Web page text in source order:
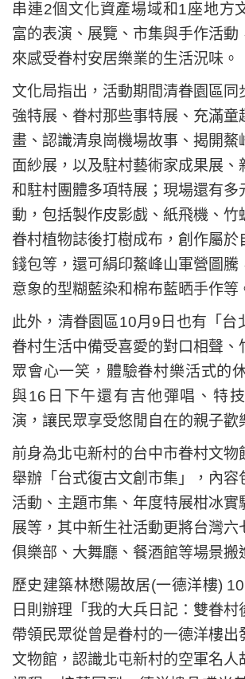
串連2個文化資產場域和1座地方
富的表演、展覽、市集與手作活動
來感受眷村安居樂業的生活況味。
文化局指出，活動期間清眷園區同
強特展、眷村那些事特展、充滿童
畫、認識清泉崗機場故事、揭開鰲
面紗展，以及駐村藝術家成果展、
和駐村團體多項特展；現場還有多
動，包括製作皮影戲、紙飛機、竹
眷村植物誌後打樹成布，創作屬於
錢包等，還可絹印鰲峰山軍營圖騰
意象的型糊藍染和棉布藍晒手作等
此外，清眷園區10月9日也有「台
眷村生活中備受喜愛的對口相聲、
眾會心一笑，體驗眷村樂活式的
與16日下午還有吉他彈唱、特
演，讓民眾享受悠閒自在的親子歡
前身為北屯新村的台中市眷村文物
舉辦「台式復古文創市集」，內容
活動、主題市集、年度特展柑冰實
展等，其中新生社活動更將台灣六
俱樂部、大舞廳、餐酒館等場景搬
歷史建築林懋陽故居(一德洋樓)
日則辦理「我的大兵日記：雙眷村
帶領民眾從曾是眷村的一德洋樓出
文物館，認識北屯新村的空軍名人